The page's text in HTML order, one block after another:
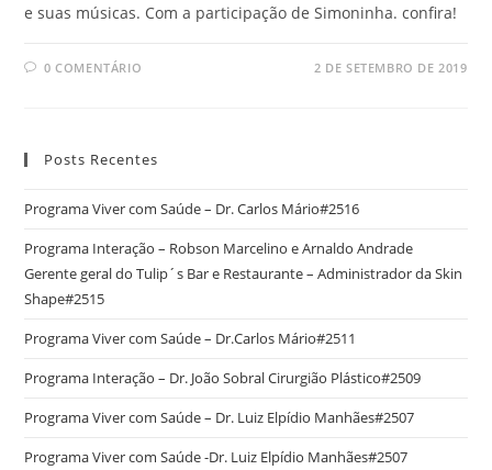
e suas músicas. Com a participação de Simoninha. confira!
0 COMENTÁRIO 2 DE SETEMBRO DE 2019
Posts Recentes
Programa Viver com Saúde – Dr. Carlos Mário#2516
Programa Interação – Robson Marcelino e Arnaldo Andrade
Gerente geral do Tulip´s Bar e Restaurante – Administrador da Skin
Shape#2515
Programa Viver com Saúde – Dr.Carlos Mário#2511
Programa Interação – Dr. João Sobral Cirurgião Plástico#2509
Programa Viver com Saúde – Dr. Luiz Elpídio Manhães#2507
Programa Viver com Saúde -Dr. Luiz Elpídio Manhães#2507